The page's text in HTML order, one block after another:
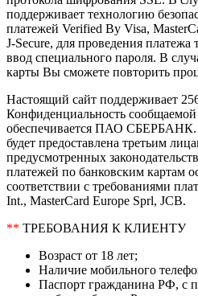
поддерживает технологию
платежей Verified By Visa,
J-Secure, для проведения платежа
ввод специального пароля. В
карты Вы сможете повторить
Настоящий сайт поддерживает
Конфиденциальность
обеспечивается ПАО СБЕРБАНК.
будет предоставлена третьим
предусмотренных
платежей по банковским картам
соответствии с требованиями
Int., MasterCard Europe Sprl, JCB.
** ТРЕБОВАНИЯ К КЛИЕНТУ
Возраст от 18 лет;
Наличие мобильного
Паспорт гражданина РФ, с